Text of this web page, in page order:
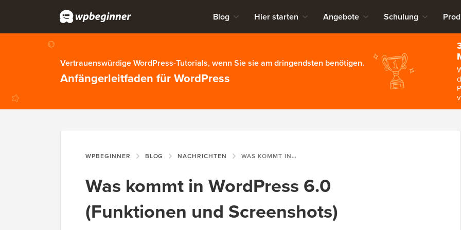
Blog Hier starten Angebote Schulung
Vertrauenswürdige WordPress-Tutorials, wenn Sie sie am dringendsten benötigen.
Anfängerleitfaden für WordPress
WPBEGINNER BLOG NACHRICHTEN WAS KOMMT IN WORDPRESS 6.0 (FUNKTIONEN UND SCREENSHOTS)
Was kommt in WordPress 6.0
(Funktionen und Screenshots)